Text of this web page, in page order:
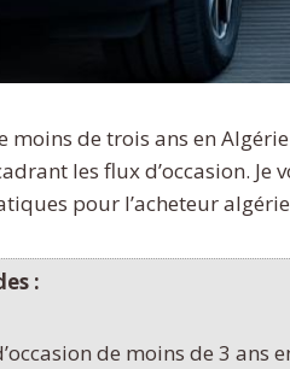
moins de trois ans en
les flux d’occasion.
pour l’acheteur
:
de moins de 3 ans